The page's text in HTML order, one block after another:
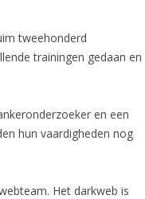
tweehonderd
trainingen gedaan en
en een
hun vaardigheden nog
Het darkweb is